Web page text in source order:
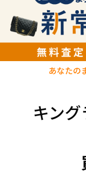
キン
あなたの